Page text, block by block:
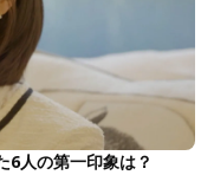
6人の第一印象は？